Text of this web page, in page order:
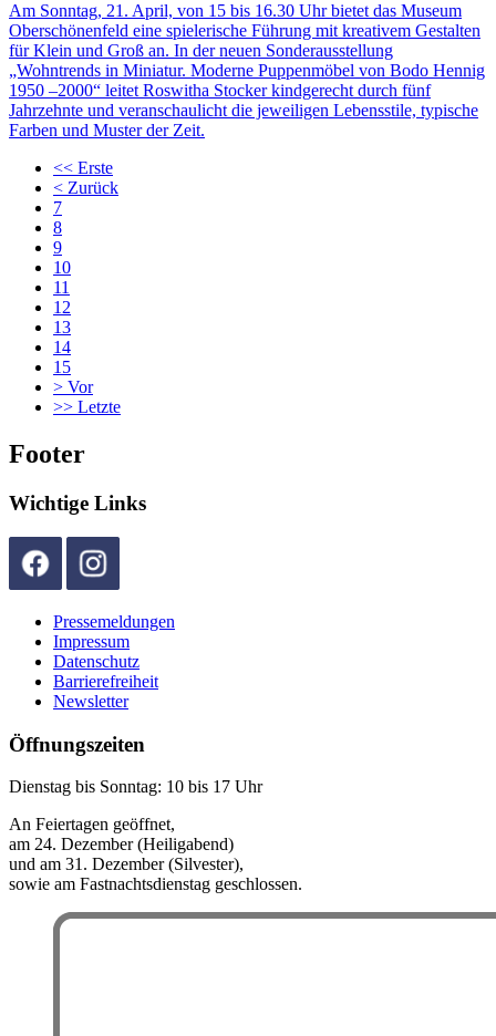
Am Sonntag, 21. April, von 15 bis 16.30 Uhr bietet das Museum
Oberschönenfeld eine spielerische Führung mit kreativem Gestalten
für Klein und Groß an. In der neuen Sonderausstellung
„Wohntrends in Miniatur. Moderne Puppenmöbel von Bodo Hennig
1950 –2000“ leitet Roswitha Stocker kindgerecht durch fünf
Jahrzehnte und veranschaulicht die jeweiligen Lebensstile, typische
Farben und Muster der Zeit.
<< Erste
< Zurück
7
8
9
10
11
12
13
14
15
> Vor
>> Letzte
Footer
Wichtige Links
Pressemeldungen
Impressum
Datenschutz
Barrierefreiheit
Newsletter
Öffnungszeiten
Dienstag bis Sonntag: 10 bis 17 Uhr
An Feiertagen geöffnet,
am 24. Dezember (Heiligabend)
und am 31. Dezember (Silvester),
sowie am Fastnachtsdienstag geschlossen.